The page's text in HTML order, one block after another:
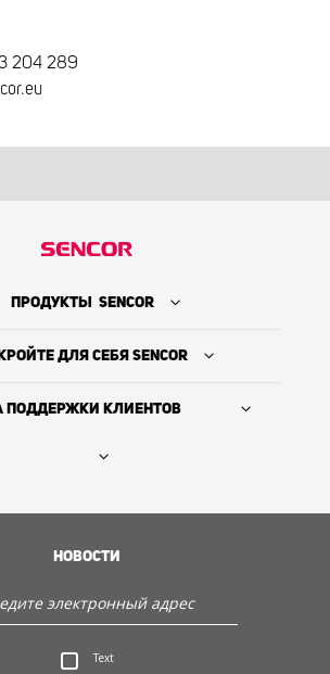
Sencor
204 289
ПРОДУКТЫ SENCOR
ДЛЯ СЕБЯ SENCOR
ПОДДЕРЖКИ КЛИЕНТОВ
НОВОСТИ
Text